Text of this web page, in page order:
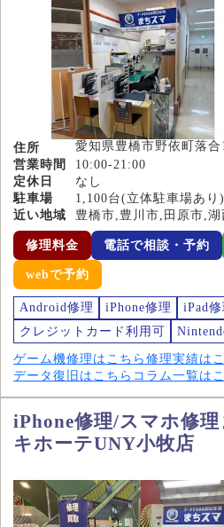
住所
愛知県豊橋市野依町落
営業時間
10:00-21:00
定休日
なし
駐車場
1,100台(立体駐車場あり)
近い地域
豊橋市,豊川市,田原市,
修理料金 電話で相談・予約
webで予約
Android修理 iPhone修理
iPad修
クレジットカード利用可
ゲーム機修理はこちら 修理実績は
データ復旧はこちら コラム一覧は
iPhone修理/スマホ修理
キホーテUNY小牧店